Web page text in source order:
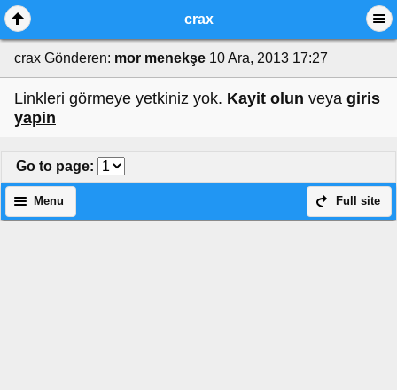
crax
crax Gönderen: mor menekşe 10 Ara, 2013 17:27
Linkleri görmeye yetkiniz yok. Kayit olun veya giris
yapin
Go to page:
Full site
Menu